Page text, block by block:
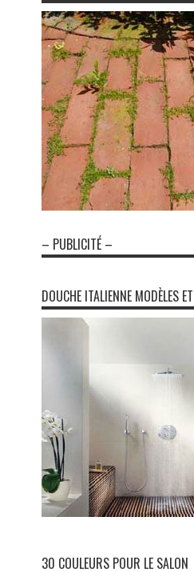
– PUBLICITÉ –
DOUCHE ITALIENNE MODÈLES
30 COULEURS POUR LE SALON